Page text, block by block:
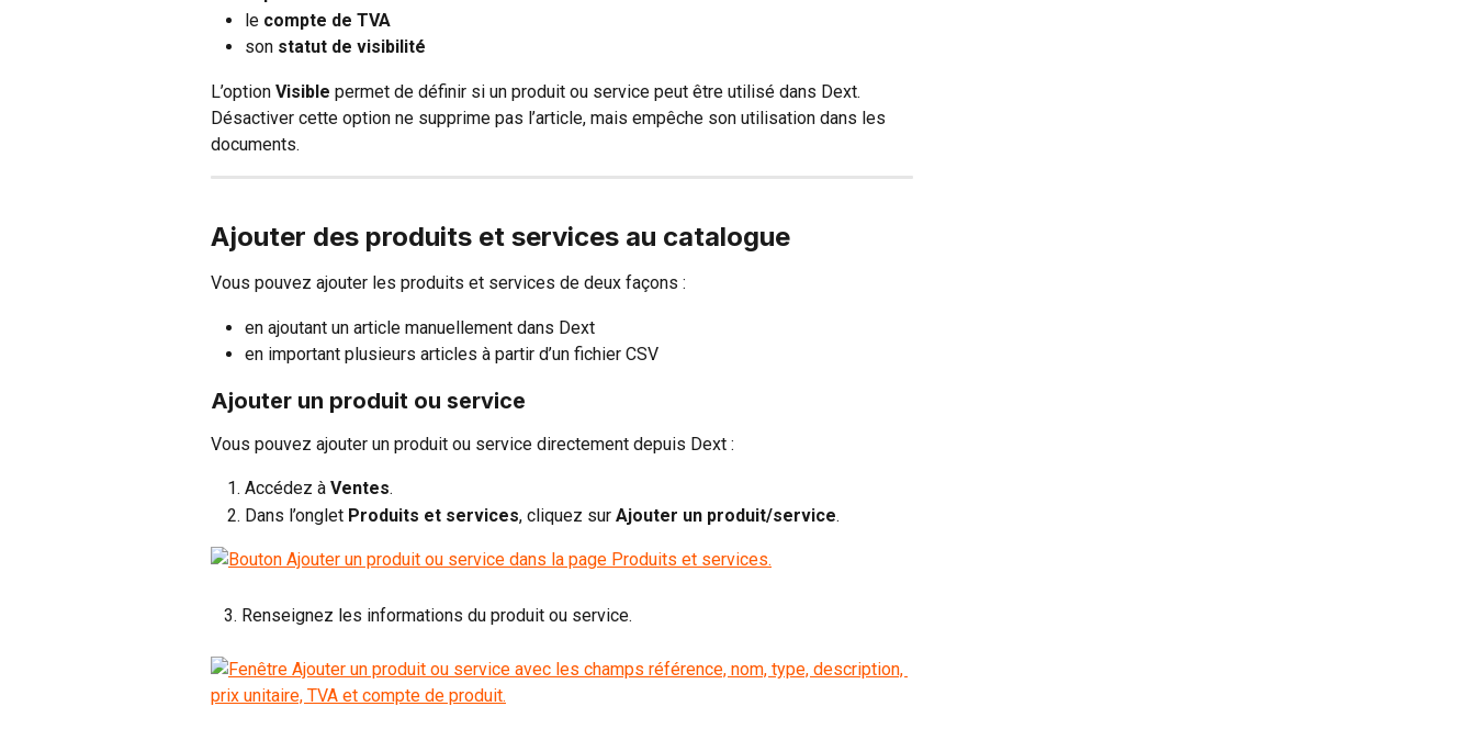
le compte de TVA
son statut de visibilité
L’option Visible permet de définir si un produit ou service peut être utilisé dans Dext.
Désactiver cette option ne supprime pas l’article, mais empêche son utilisation dans les
documents.
Ajouter des produits et services au catalogue
Vous pouvez ajouter les produits et services de deux façons :
en ajoutant un article manuellement dans Dext
en important plusieurs articles à partir d’un fichier CSV
Ajouter un produit ou service
Vous pouvez ajouter un produit ou service directement depuis Dext :
Accédez à Ventes.
Dans l’onglet Produits et services, cliquez sur Ajouter un produit/service.
   3. Renseignez les informations du produit ou service.